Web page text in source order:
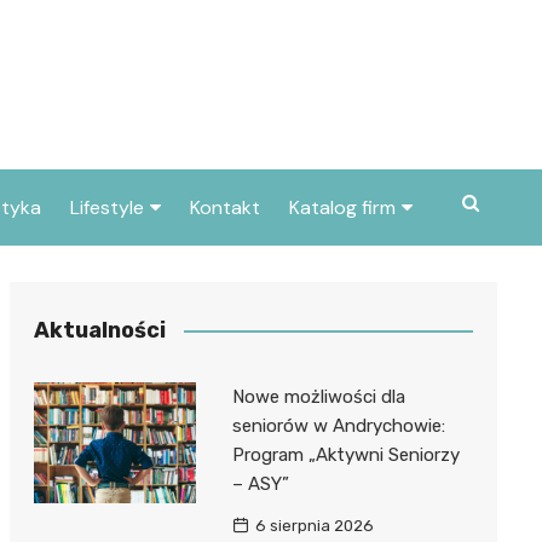
Lifestyle
Poradniki
Dom i ogród
Znane osoby
Kontakt Katalog firm
Prawo i finanse
Motoryzacja
Aktualności
Nowe możliwości dla
seniorów w Andrychowie:
Program „Aktywni Seniorzy
– ASY”
6 sierpnia 2026